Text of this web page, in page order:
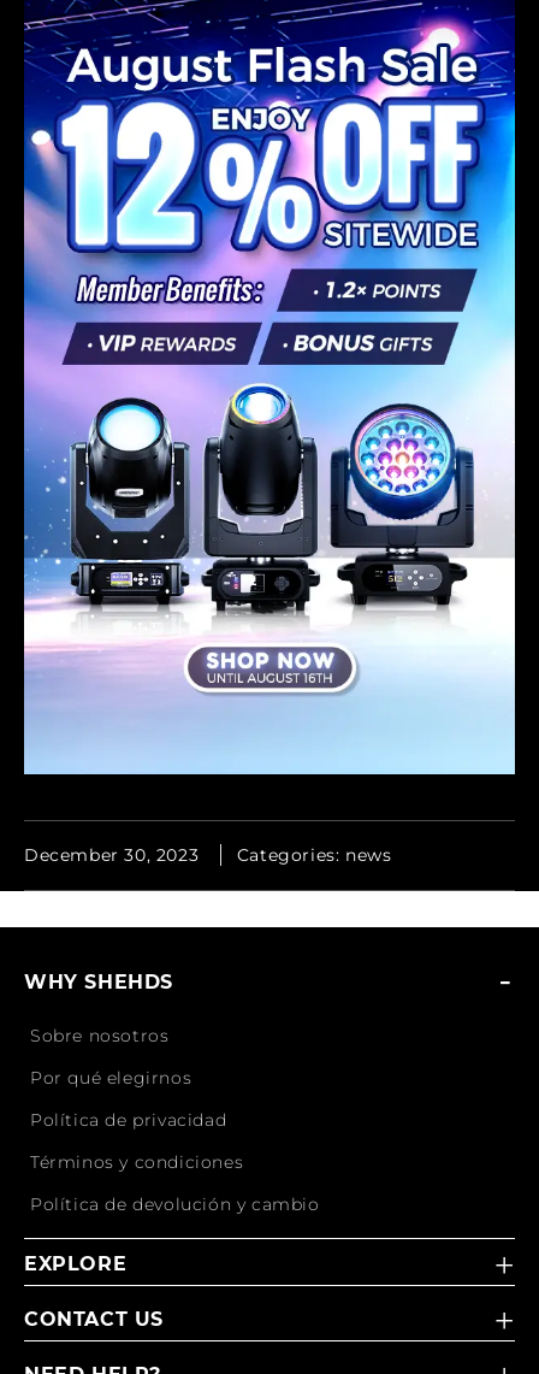
December 30, 2023 Categories: news
WHY SHEHDS
Sobre nosotros
Por qué elegirnos
Política de privacidad
Términos y condiciones
Política de devolución y cambio
EXPLORE
CONTACT US